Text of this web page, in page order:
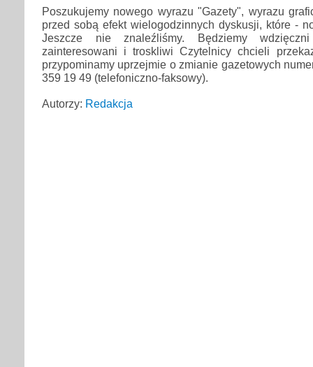
Poszukujemy nowego wyrazu "Gazety", wyrazu
przed sobą efekt wielogodzinnych dyskusji, które -
Jeszcze nie znaleźliśmy. Będziemy
zainteresowani i troskliwi Czytelnicy chcieli
przypominamy uprzejmie o zmianie gazetowych
359 19 49 (telefoniczno-faksowy).
Autorzy: Redakcja